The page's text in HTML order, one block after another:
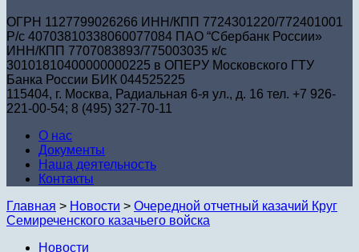
ОГРН 1127799026266 ИНН/КПП 7724301220/772401001
Р/с 40703810338060077084 ПАО “Сбербанк России»
ИНН/КПП 7707083893/775003035 к/с
30101810400000000225 в ОПЕРУ Московского ГТУ
Банка России БИК 044525225
115404, г. Москва, Радиальная 6-я ул., д. 16 тел. +7 926-
221-00-54; 8 (495) 327-70-11
О нас
Документы
Наша деятельность
Контакты
Главная > Новости > Очередной отчетный казачий Круг
Семиреченского казачьего войска
Новости